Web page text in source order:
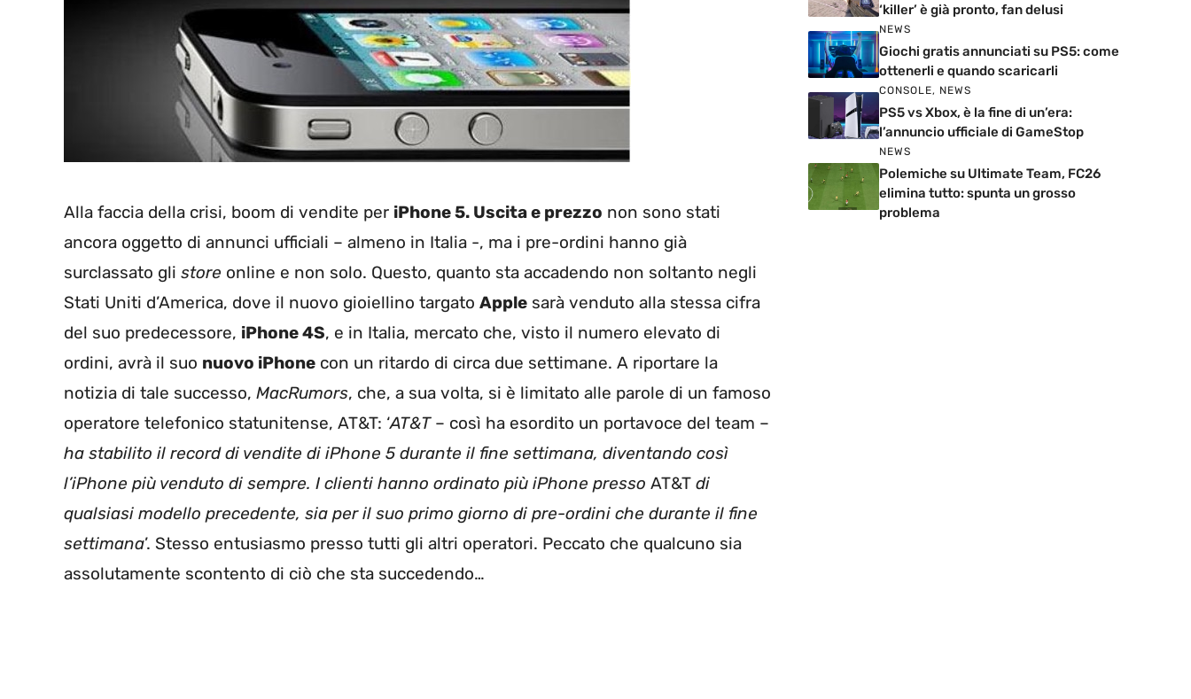
Alla faccia della crisi, boom di vendite per iPhone 5. Uscita e prezzo non sono stati
ancora oggetto di annunci ufficiali – almeno in Italia -, ma i pre-ordini hanno già
surclassato gli store online e non solo. Questo, quanto sta accadendo non soltanto negli
Stati Uniti d’America, dove il nuovo gioiellino targato Apple sarà venduto alla stessa cifra
del suo predecessore, iPhone 4S, e in Italia, mercato che, visto il numero elevato di
ordini, avrà il suo nuovo iPhone con un ritardo di circa due settimane. A riportare la
notizia di tale successo, MacRumors, che, a sua volta, si è limitato alle parole di un famoso
operatore telefonico statunitense, AT&T: ‘AT&T– così ha esordito un portavoce del team –
ha stabilito il record di vendite di iPhone 5 durante il fine settimana, diventando così
l’iPhone più venduto di sempre. I clienti hanno ordinato più iPhone presso AT&T di
qualsiasi modello precedente, sia per il suo primo giorno di pre-ordini che durante il fine
settimana’. Stesso entusiasmo presso tutti gli altri operatori. Peccato che qualcuno sia
assolutamente scontento di ciò che sta succedendo…
‘killer’ è già pronto, fan delusi
NEWS
Giochi gratis annunciati su PS5: come
ottenerli e quando scaricarli
CONSOLE, NEWS
PS5 vs Xbox, è la fine di un’era:
l’annuncio ufficiale di GameStop
NEWS
Polemiche su Ultimate Team, FC26
elimina tutto: spunta un grosso
problema